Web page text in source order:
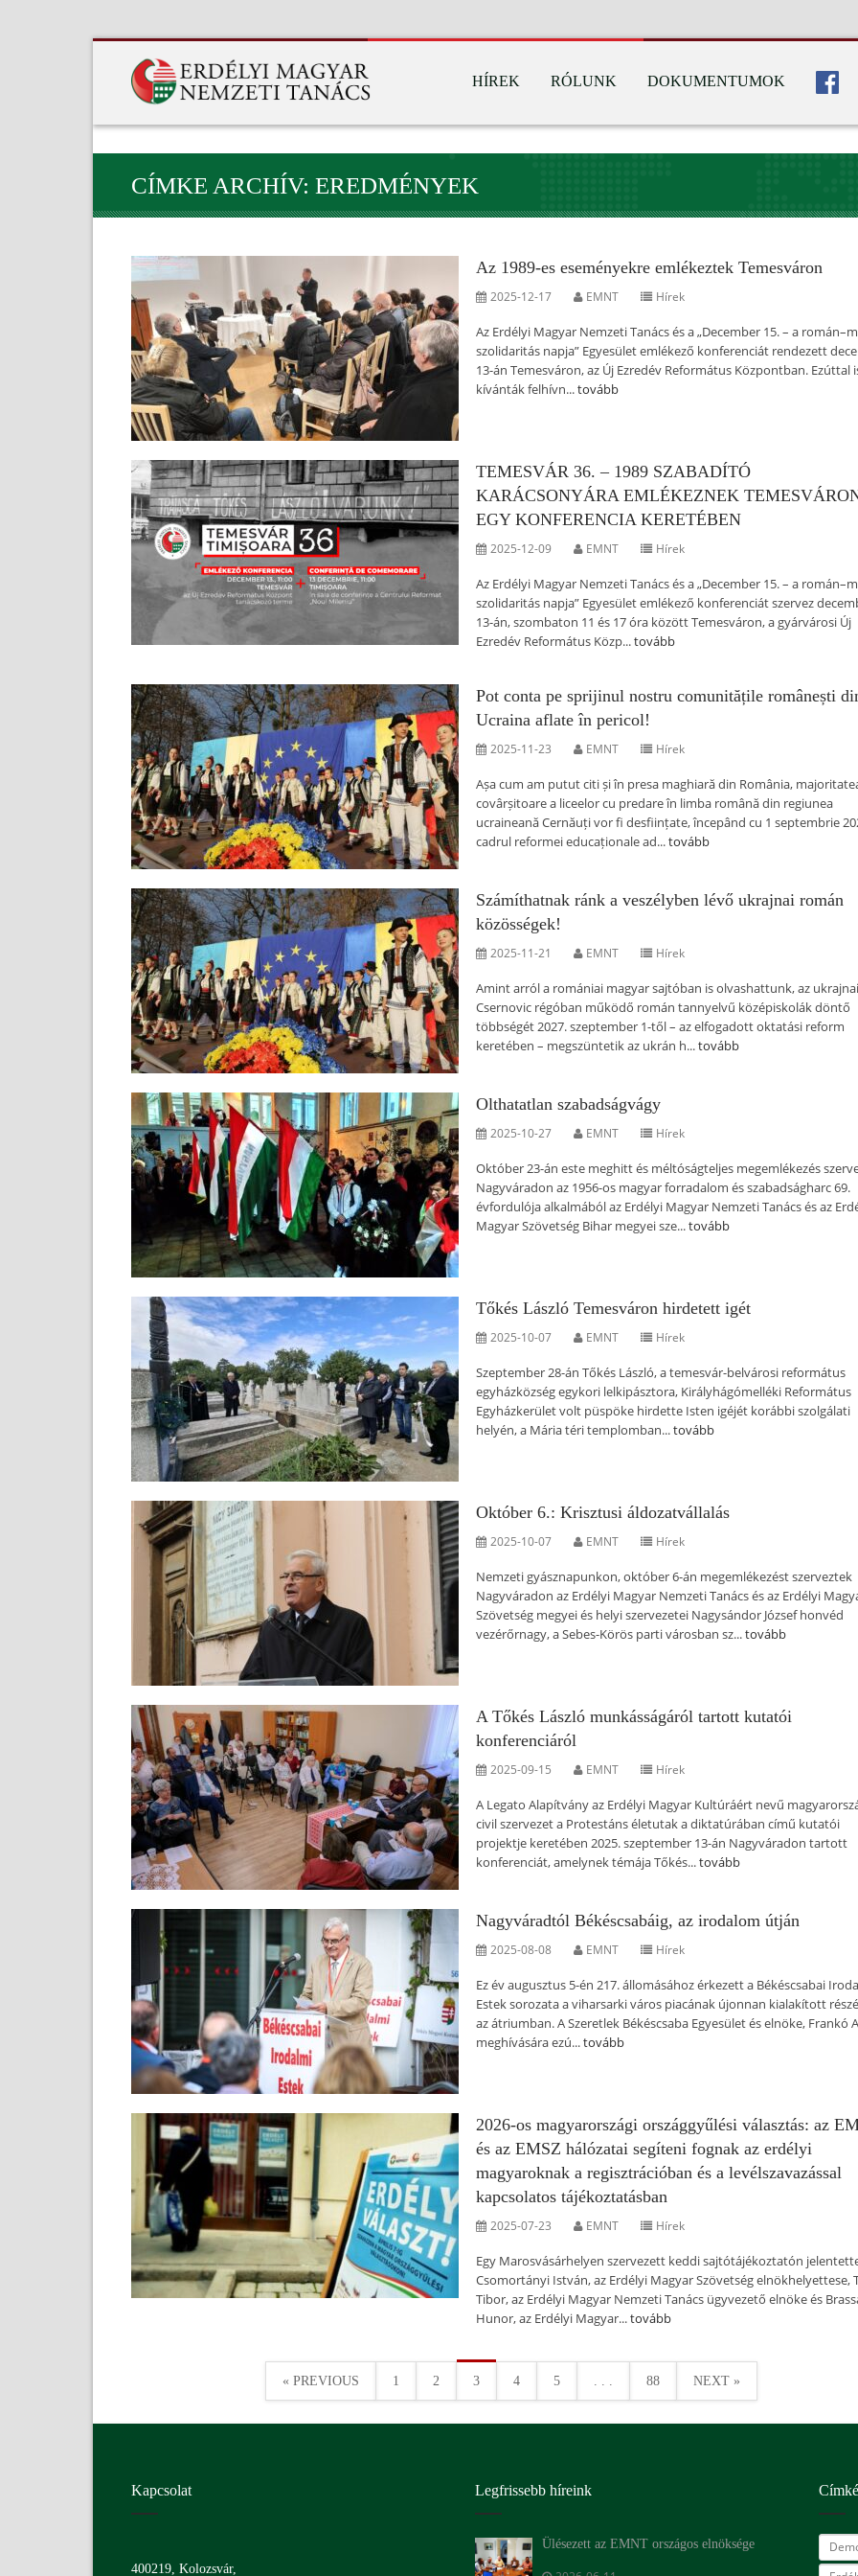
HÍREK RÓLUNK DOKUMENTUMOK
CÍMKE ARCHÍV: EREDMÉNYEK
Az 1989-es eseményekre emlékeztek Temesváron
2025-12-17 EMNT Hírek
Az Erdélyi Magyar Nemzeti Tanács és a „December 15. – a
szolidaritás napja” Egyesület emlékező konferenciát rendezett
13-án Temesváron, az Új Ezredév Református Központban. Ezúttal
kívánták felhívn...tovább
TEMESVÁR 36. – 1989 SZABADÍTÓ
KARÁCSONYÁRA EMLÉKEZNEK
EGY KONFERENCIA KERETÉBEN
2025-12-09 EMNT Hírek
Az Erdélyi Magyar Nemzeti Tanács és a „December 15. – a
szolidaritás napja” Egyesület emlékező konferenciát szervez
13-án, szombaton 11 és 17 óra között Temesváron, a gyárvárosi Új
Ezredév Református Közp...tovább
Pot conta pe sprijinul nostru comunitățile românești
Ucraina aflate în pericol!
2025-11-23 EMNT Hírek
Așa cum am putut citi și în presa maghiară din România,
covârșitoare a liceelor cu predare în limba română din regiunea
ucraineană Cernăuți vor fi desființate, începând cu 1 septembrie
cadrul reformei educaționale ad...tovább
Számíthatnak ránk a veszélyben lévő ukrajnai román
közösségek!
2025-11-21 EMNT Hírek
Amint arról a romániai magyar sajtóban is olvashattunk, az ukrajnai
Csernovic régóban működő román tannyelvű középiskolák döntő
többségét 2027. szeptember 1-től – az elfogadott oktatási reform
keretében – megszüntetik az ukrán h...tovább
Olthatatlan szabadságvágy
2025-10-27 EMNT Hírek
Október 23-án este meghitt és méltóságteljes megemlékezés
Nagyváradon az 1956-os magyar forradalom és szabadságharc 69.
évfordulója alkalmából az Erdélyi Magyar Nemzeti Tanács és az
Magyar Szövetség Bihar megyei sze...tovább
Tőkés László Temesváron hirdetett igét
2025-10-07 EMNT Hírek
Szeptember 28-án Tőkés László, a temesvár-belvárosi református
egyházközség egykori lelkipásztora, Királyhágómelléki Református
Egyházkerület volt püspöke hirdette Isten igéjét korábbi szolgálati
helyén, a Mária téri templomban...tovább
Október 6.: Krisztusi áldozatvállalás
2025-10-07 EMNT Hírek
Nemzeti gyásznapunkon, október 6-án megemlékezést szerveztek
Nagyváradon az Erdélyi Magyar Nemzeti Tanács és az Erdélyi
Szövetség megyei és helyi szervezetei Nagysándor József honvéd
vezérőrnagy, a Sebes-Körös parti városban sz...tovább
A Tőkés László munkásságáról tartott kutatói
konferenciáról
2025-09-15 EMNT Hírek
A Legato Alapítvány az Erdélyi Magyar Kultúráért nevű
civil szervezet a Protestáns életutak a diktatúrában című kutatói
projektje keretében 2025. szeptember 13-án Nagyváradon tartott
konferenciát, amelynek témája Tőkés...tovább
Nagyváradtól Békéscsabáig, az irodalom útján
2025-08-08 EMNT Hírek
Ez év augusztus 5-én 217. állomásához érkezett a Békéscsabai
Estek sorozata a viharsarki város piacának újonnan kialakított
az átriumban. A Szeretlek Békéscsaba Egyesület és elnöke, Frankó
meghívására ezú...tovább
2026-os magyarországi országgyűlési választás: az
és az EMSZ hálózatai segíteni fognak az erdélyi
magyaroknak a regisztrációban és a levélszavazással
kapcsolatos tájékoztatásban
2025-07-23 EMNT Hírek
Egy Marosvásárhelyen szervezett keddi sajtótájékoztatón
Csomortányi István, az Erdélyi Magyar Szövetség elnökhelyettese,
Tibor, az Erdélyi Magyar Nemzeti Tanács ügyvezető elnöke és
Hunor, az Erdélyi Magyar...tovább
« PREVIOUS 1 2 3 4 5 . . . 88 NEXT »
Kapcsolat
400219, Kolozsvár,
Legfrissebb híreink
Ülésezett az EMNT országos elnöksége